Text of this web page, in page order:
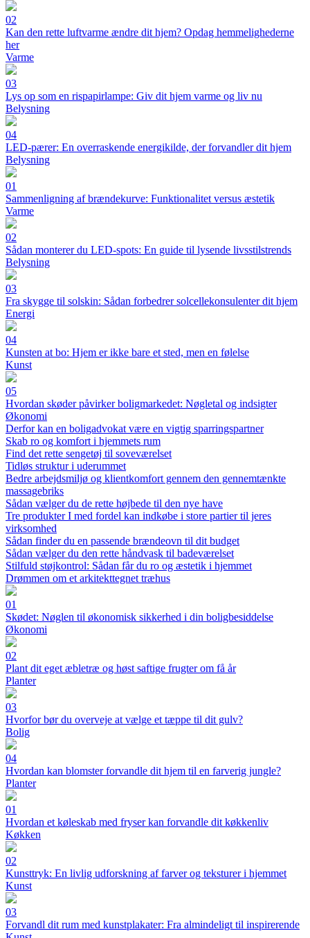
02
Kan den rette luftvarme ændre dit hjem? Opdag hemmelighederne
her
Varme
03
Lys op som en rispapirlampe: Giv dit hjem varme og liv nu
Belysning
04
LED-pærer: En overraskende energikilde, der forvandler dit hjem
Belysning
01
Sammenligning af brændekurve: Funktionalitet versus æstetik
Varme
02
Sådan monterer du LED-spots: En guide til lysende livsstilstrends
Belysning
03
Fra skygge til solskin: Sådan forbedrer solcellekonsulenter dit hjem
Energi
04
Kunsten at bo: Hjem er ikke bare et sted, men en følelse
Kunst
05
Hvordan skøder påvirker boligmarkedet: Nøgletal og indsigter
Økonomi
Derfor kan en boligadvokat være en vigtig sparringspartner
Skab ro og komfort i hjemmets rum
Find det rette sengetøj til soveværelset
Tidløs struktur i uderummet
Bedre arbejdsmiljø og klientkomfort gennem den gennemtænkte
massagebriks
Sådan vælger du de rette højbede til den nye have
Tre produkter I med fordel kan indkøbe i store partier til jeres
virksomhed
Sådan finder du en passende brændeovn til dit budget
Sådan vælger du den rette håndvask til badeværelset
Stilfuld støjkontrol: Sådan får du ro og æstetik i hjemmet
Drømmen om et arkitekttegnet træhus
01
Skødet: Nøglen til økonomisk sikkerhed i din boligbesiddelse
Økonomi
02
Plant dit eget æbletræ og høst saftige frugter om få år
Planter
03
Hvorfor bør du overveje at vælge et tæppe til dit gulv?
Bolig
04
Hvordan kan blomster forvandle dit hjem til en farverig jungle?
Planter
01
Hvordan et køleskab med fryser kan forvandle dit køkkenliv
Køkken
02
Kunsttryk: En livlig udforskning af farver og teksturer i hjemmet
Kunst
03
Forvandl dit rum med kunstplakater: Fra almindeligt til inspirerende